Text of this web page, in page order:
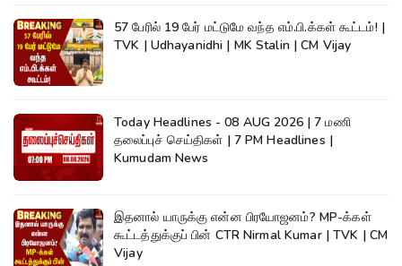
57 பேரில் 19 பேர் மட்டுமே வந்த எம்.பி.க்கள் கூட்டம்! |
TVK | Udhayanidhi | MK Stalin | CM Vijay
Today Headlines - 08 AUG 2026 | 7 மணி
தலைப்புச் செய்திகள் | 7 PM Headlines |
Kumudam News
இதனால் யாருக்கு என்ன பிரயோஜனம்? MP-க்கள்
கூட்டத்துக்குப் பின் CTR Nirmal Kumar | TVK | CM
Vijay